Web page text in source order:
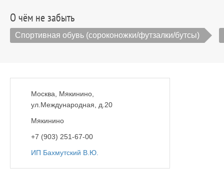
О чём не забыть
Спортивная обувь (сороконожки/футзалки/бутсы)
Москва, Мякинино,
ул.Международная, д.20
Мякинино
+7 (903) 251-67-00
ИП Бахмутский В.Ю.